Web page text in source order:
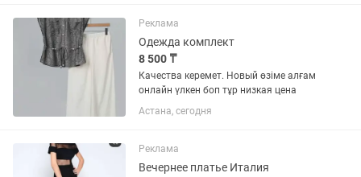
Реклама
Одежда комплект
8 500 ₸
Качества керемет. Новый өзіме алғам
онлайн үлкен боп тұр низкая цена
Астана, сегодня
Реклама
Вечернее платье Италия